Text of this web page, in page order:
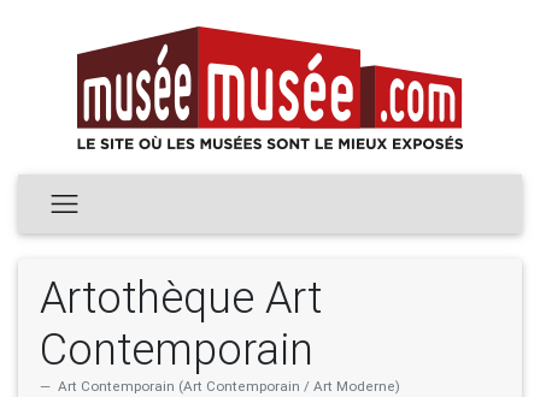
Artothèque Art
Contemporain
Art Contemporain (Art Contemporain / Art Moderne)